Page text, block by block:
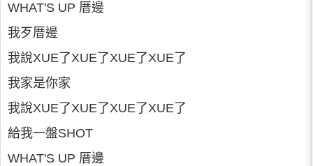
WHAT'S UP 厝邊
我歹厝邊
我說XUE了XUE了XUE了XUE了
我家是你家
我說XUE了XUE了XUE了XUE了
給我一盤SHOT
WHAT'S UP 厝邊